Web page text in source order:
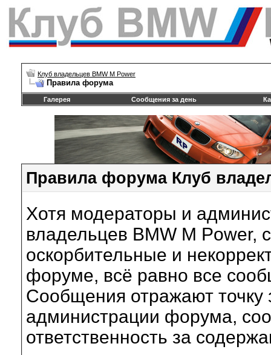
Клуб владельцев BMW M Power
Правила форума
Галерея Сообщения за день
Правила форума Клуб
Хотя модераторы и
владельцев BMW M Power,
оскорбительные и
форуме, всё равно все
Сообщения отражают точку
администрации форума,
ответственность за